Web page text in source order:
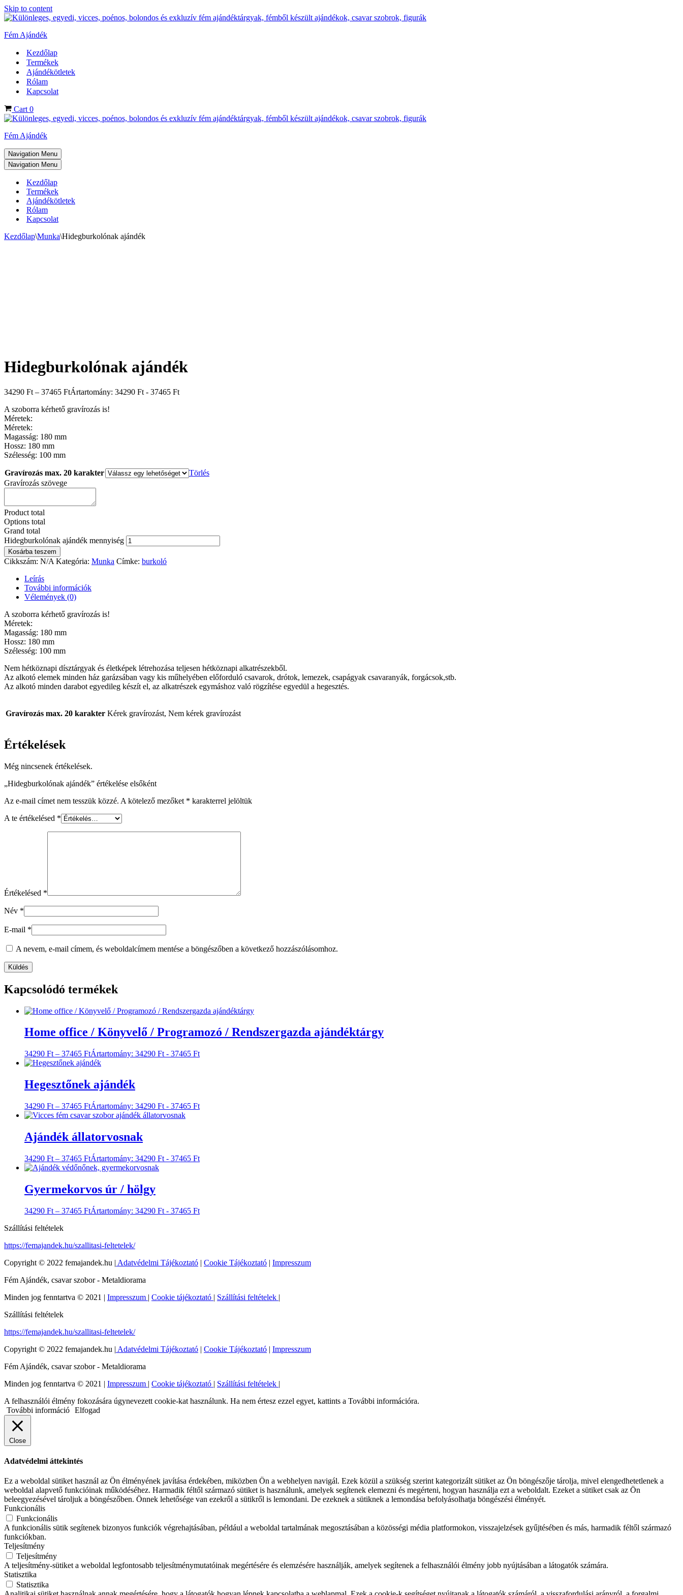
Skip to content
Fém Ajándék
Kezdőlap
Termékek
Ajándékötletek
Rólam
Kapcsolat
Cart 0
Fém Ajándék
Navigation Menu
Navigation Menu
Kezdőlap
Termékek
Ajándékötletek
Rólam
Kapcsolat
Kezdőlap\Munka\Hidegburkolónak ajándék
Hidegburkolónak ajándék
34290 Ft – 37465 FtÁrtartomány: 34290 Ft - 37465 Ft
A szoborra kérhető gravírozás is!
Méretek:
Méretek:
Magasság: 180 mm
Hossz: 180 mm
Szélesség: 100 mm
Gravírozás max. 20 karakter
Törlés
Gravírozás szövege
Product total
Options total
Grand total
Hidegburkolónak ajándék mennyiség
Kosárba teszem
Cikkszám: N/A Kategória: Munka Címke: burkoló
Leírás
További információk
Vélemények (0)
A szoborra kérhető gravírozás is!
Méretek:
Magasság: 180 mm
Hossz: 180 mm
Szélesség: 100 mm
Nem hétköznapi dísztárgyak és életképek létrehozása teljesen hétköznapi alkatrészekből.
Az alkotó elemek minden ház garázsában vagy kis műhelyében előforduló csavarok, drótok, lemezek, csapágyak csavaranyák, forgácsok,stb.
Az alkotó minden darabot egyedileg készít el, az alkatrészek egymáshoz való rögzítése egyedül a hegesztés.
Gravírozás max. 20 karakter Kérek gravírozást, Nem kérek gravírozást
Értékelések
Még nincsenek értékelések.
„Hidegburkolónak ajándék” értékelése elsőként
Az e-mail címet nem tesszük közzé. A kötelező mezőket * karakterrel jelöltük
A te értékelésed *
Értékelésed *
Név *
E-mail *
A nevem, e-mail címem, és weboldalcímem mentése a böngészőben a következő hozzászólásomhoz.
Kapcsolódó termékek
Home office / Könyvelő / Programozó / Rendszergazda ajándéktárgy
34290 Ft – 37465 FtÁrtartomány: 34290 Ft - 37465 Ft
Hegesztőnek ajándék
34290 Ft – 37465 FtÁrtartomány: 34290 Ft - 37465 Ft
Ajándék állatorvosnak
34290 Ft – 37465 FtÁrtartomány: 34290 Ft - 37465 Ft
Gyermekorvos úr / hölgy
34290 Ft – 37465 FtÁrtartomány: 34290 Ft - 37465 Ft
Szállítási feltételek
https://femajandek.hu/szallitasi-feltetelek/
Copyright © 2022 femajandek.hu | Adatvédelmi Tájékoztató | Cookie Tájékoztató | Impresszum
Fém Ajándék, csavar szobor - Metaldiorama
Minden jog fenntartva © 2021 | Impresszum | Cookie tájékoztató | Szállítási feltételek |
Szállítási feltételek
https://femajandek.hu/szallitasi-feltetelek/
Copyright © 2022 femajandek.hu | Adatvédelmi Tájékoztató | Cookie Tájékoztató | Impresszum
Fém Ajándék, csavar szobor - Metaldiorama
Minden jog fenntartva © 2021 | Impresszum | Cookie tájékoztató | Szállítási feltételek |
A felhasználói élmény fokozására úgynevezett cookie-kat használunk. Ha nem értesz ezzel egyet, kattints a További információra.
További információ Elfogad
Close
Adatvédelmi áttekintés
Ez a weboldal sütiket használ az Ön élményének javítása érdekében, miközben Ön a webhelyen navigál. Ezek közül a szükség szerint kategorizált sütiket az Ön böngészője tárolja, mivel elengedhetetlenek a
weboldal alapvető funkcióinak működéséhez. Harmadik féltől származó sütiket is használunk, amelyek segítenek elemezni és megérteni, hogyan használja ezt a weboldalt. Ezeket a sütiket csak az Ön
beleegyezésével tároljuk a böngészőben. Önnek lehetősége van ezekről a sütikről is lemondani. De ezeknek a sütiknek a lemondása befolyásolhatja böngészési élményét.
Funkcionális
Funkcionális
A funkcionális sütik segítenek bizonyos funkciók végrehajtásában, például a weboldal tartalmának megosztásában a közösségi média platformokon, visszajelzések gyűjtésében és más, harmadik féltől származó
funkciókban.
Teljesítmény
Teljesítmény
A teljesítmény-sütiket a weboldal legfontosabb teljesítménymutatóinak megértésére és elemzésére használják, amelyek segítenek a felhasználói élmény jobb nyújtásában a látogatók számára.
Statisztika
Statisztika